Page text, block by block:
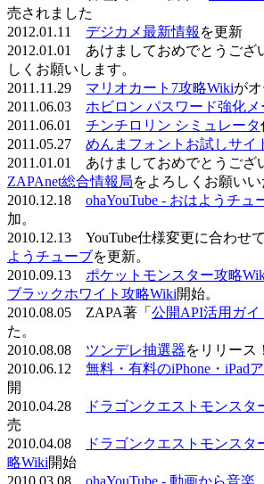
売されました
2012.01.11 デジカメ最新情報 を更新
2012.01.01 あけましておめでとうござ
しくお願いします。
2011.11.29 マリオカート7攻略Wikiが
2011.06.03 ホビロン パスワード強化メ
2011.06.01 チンチロリン シミュレータ
2011.05.27 めんまフォントお試しサイ
2011.01.01 あけましておめでとうござ
ZAPAnet総合情報局をよろしくお願いい
2010.12.18 ohaYouTube - おはようチュ
加。
2010.12.13 YouTube仕様変更に合わせて
ようチューブを更新。
2010.09.13 ポケットモンスター攻略
ブラックホワイト攻略Wiki開始。
2010.08.05 ZAPA著「 公開API活用ガイ
た。
2010.08.08 ツンデレ抽選器をリリース！
2010.06.12 無料・有料のiPhone・iPad
開
2010.04.28
ドラゴンクエストモンスタ
売
2010.04.08
ドラゴンクエストモンスタ
略Wiki開始
2010.03.08 ohaYouTube - 動画から音楽